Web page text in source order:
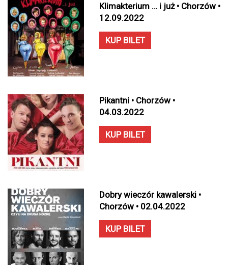
Klimakterium … i już • Chorzów •
12.09.2022
KUP BILET
Pikantni • Chorzów •
04.03.2022
KUP BILET
Dobry wieczór kawalerski •
Chorzów • 02.04.2022
KUP BILET